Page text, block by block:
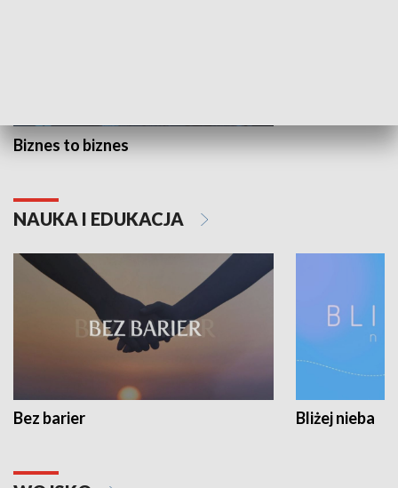
Biznes to biznes
NAUKA I EDUKACJA
Bez barier Bliżej nieba